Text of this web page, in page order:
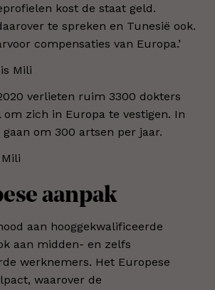
kost de staat geld.
te spreken en Tunesië ook.
compensaties van Europa.’
verlieten ruim 3300 dokters
om zich in Europa te vestigen. In
om 300 artsen per jaar.
aanpak
aan hooggekwalificeerde
aan midden- en zelfs
werknemers. Het Europese
waarover de